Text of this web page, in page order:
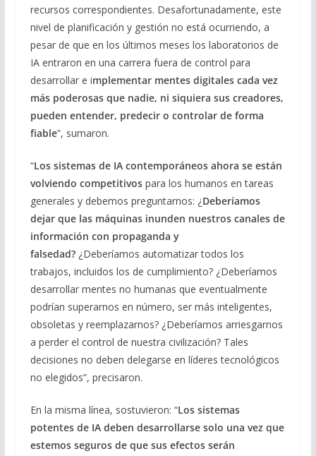
recursos correspondientes. Desafortunadamente, este
nivel de planificación y gestión no está ocurriendo, a
pesar de que en los últimos meses los laboratorios de
IA entraron en una carrera fuera de control para
desarrollar e implementar mentes digitales cada vez
más poderosas que nadie, ni siquiera sus creadores,
pueden entender, predecir o controlar de forma
fiable”, sumaron.
“Los sistemas de IA contemporáneos ahora se están
volviendo competitivospara los humanos en tareas
generales y debemos preguntarnos: ¿Deberíamos
dejar que las máquinas inunden nuestros canales de
información con propaganda y
falsedad? ¿Deberíamos automatizar todos los
trabajos, incluidos los de cumplimiento? ¿Deberíamos
desarrollar mentes no humanas que eventualmente
podrían superarnos en número, ser más inteligentes,
obsoletas y reemplazarnos? ¿Deberíamos arriesgarnos
a perder el control de nuestra civilización? Tales
decisiones no deben delegarse en líderes tecnológicos
no elegidos”, precisaron.
En la misma línea, sostuvieron: “Los sistemas
potentes de IA deben desarrollarse solo una vez que
estemos seguros de que sus efectos serán